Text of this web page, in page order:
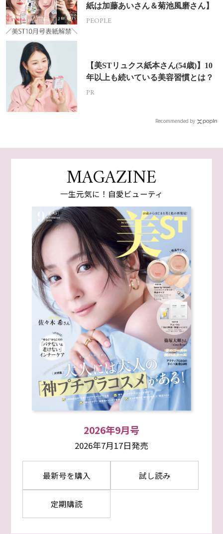
紙は加藤あいさん＆菊池風磨さん】
PEOPLE
【美STリュクス紙本さん(54歳)】10
年以上も続いている美容習慣とは？
PR
Recommended by
MAGAZINE
一生元気に！自愛ビューティ
2026年9月号
2026年7月17日発売
最新号を購入 試し読み
定期購読